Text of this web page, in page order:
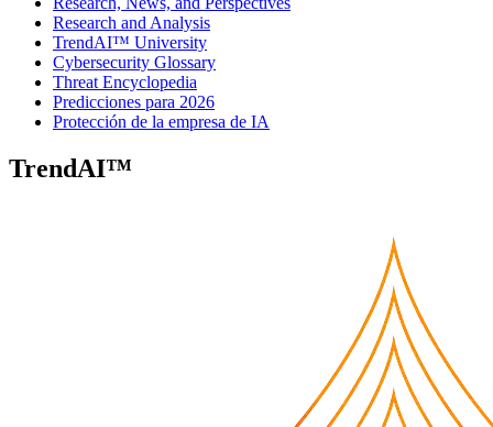
Research and Analysis
TrendAI™ University
Cybersecurity Glossary
Threat Encyclopedia
Predicciones para 2026
Protección de la empresa de IA
TrendAI™